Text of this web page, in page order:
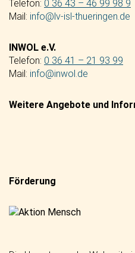
Telefon: 0 36 43 – 46 99 98 9
Mail: info@lv-isl-thueringen.de
INWOL e.V.
Telefon: 0 36 41 – 21 93 99
Mail: info@inwol.de
Weitere Angebote und
Förderung